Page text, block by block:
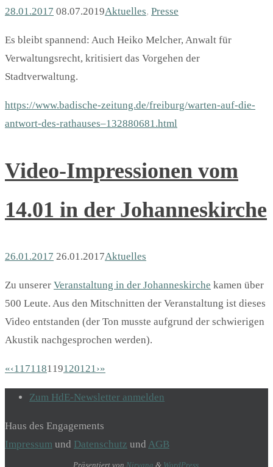
28.01.2017 08.07.2019Aktuelles, Presse
Es bleibt spannend: Auch Heiko Melcher, Anwalt für
Verwaltungsrecht, kritisiert das Vorgehen der
Stadtverwaltung.
https://www.badische-zeitung.de/freiburg/warten-auf-die-
antwort-des-rathauses–132880681.html
Video-Impressionen vom
14.01 in der Johanneskirche
26.01.2017 26.01.2017Aktuelles
Zu unserer Veranstaltung in der Johanneskirche kamen über
500 Leute. Aus den Mitschnitten der Veranstaltung ist dieses
Video entstanden (der Ton musste aufgrund der schwierigen
Akustik nachgesprochen werden).
«‹117118119120121›»
Zum HdE-Newsletter anmelden
Haus des Engagements
Impressum und Datenschutz und AGB
Präsentiert von Nirvana & WordPress.